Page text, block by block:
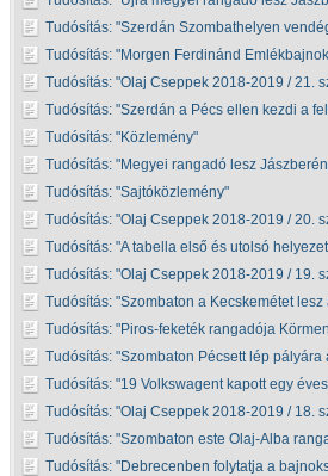
Tudósítás: Szerdán Szombathelyen
Tudósítás:
Morgen Ferdinánd
Tudósítás: Olaj Cseppek 2018-2019 / 21.
Tudósítás: Szerdán a Pécs ellen kezdi a
Tudósítás:
Közlemény
Tudósítás:
Megyei rangadó lesz
Tudósítás: Sajtóközlemény
Tudósítás: Olaj Cseppek 2018-2019 / 20.
Tudósítás: A tabella első és utolsó
Tudósítás: Olaj Cseppek 2018-2019 / 19.
Tudósítás: Szombaton a Kecskemétet
Tudósítás:
Piros-feketék rangadója
Tudósítás: Szombaton Pécsett lép pályára
Tudósítás: 19 Volkswagent kapott egy
Tudósítás: Olaj Cseppek 2018-2019 / 18.
Tudósítás: Szombaton este Olaj-Alba
Tudósítás:
Debrecenben folytatja a